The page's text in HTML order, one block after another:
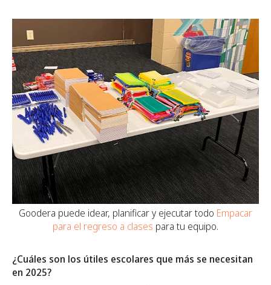
Goodera puede idear, planificar y ejecutar todo Empacar
para el regreso a clases para tu equipo.
¿Cuáles son los útiles escolares que más se necesitan
en 2025?